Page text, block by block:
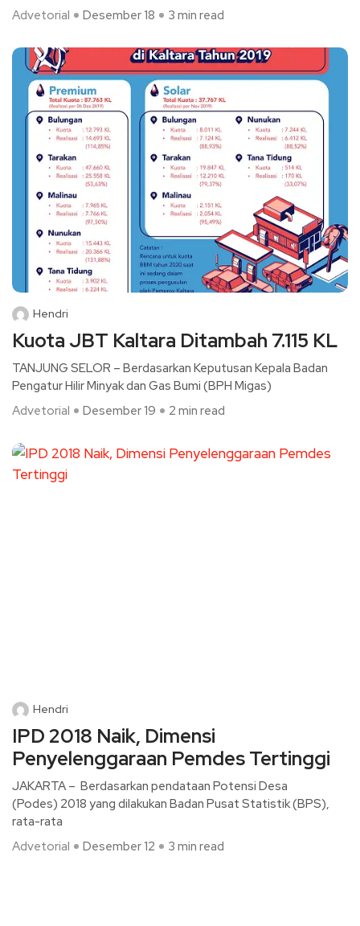
Advetorial
Desember 18 3 min read
Hendri
Kuota JBT Kaltara Ditambah 7.115 KL
TANJUNG SELOR – Berdasarkan Keputusan Kepala Badan
Pengatur Hilir Minyak dan Gas Bumi (BPH Migas)
Advetorial
Desember 19 2 min read
Hendri
IPD 2018 Naik, Dimensi
Penyelenggaraan Pemdes Tertinggi
JAKARTA – Berdasarkan pendataan Potensi Desa
(Podes) 2018 yang dilakukan Badan Pusat Statistik (BPS),
rata-rata
Advetorial
Desember 12 3 min read